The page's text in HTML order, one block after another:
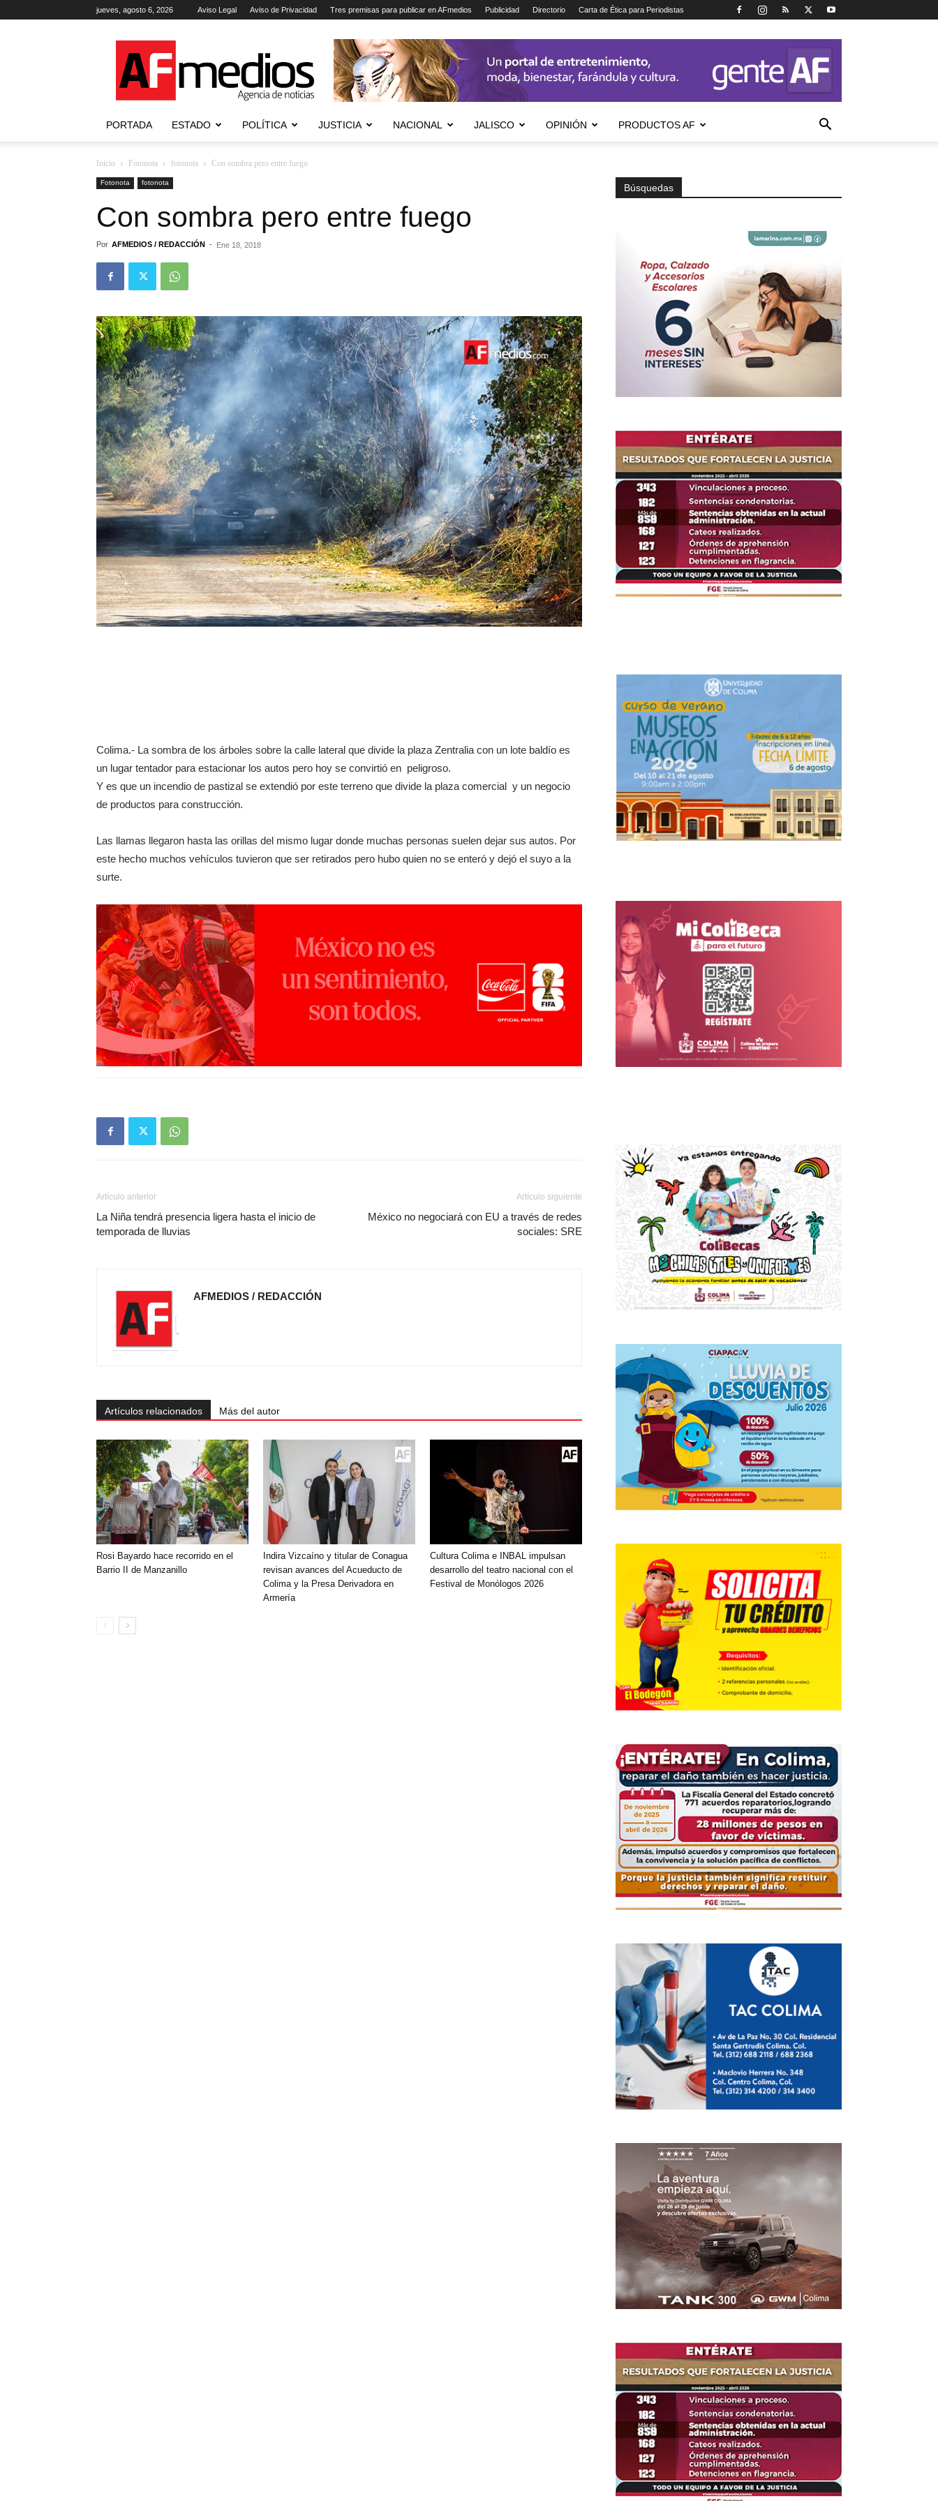
jueves, agosto 6, 2026 Aviso Legal Aviso de Privacidad Tres premisas para publicar en AFmedios Publicidad Directorio Carta de Ética para Periodistas
Agencia
de
Noticias
PORTADA ESTADO POLÍTICA JUSTICIA NACIONAL JALISCO OPINIÓN PRODUCTOS AF
Inicio Fotonota fotonota Con sombra pero entre fuego
Fotonota fotonota
Con sombra pero entre fuego
Por AFMEDIOS / REDACCIÓN - Ene 18, 2018
Colima.- La sombra de los árboles sobre la calle lateral que divide la plaza Zentralia con un lote baldío es
un lugar tentador para estacionar los autos pero hoy se convirtió en peligroso.
Y es que un incendio de pastizal se extendió por este terreno que divide la plaza comercial y un negocio
de productos para construcción.
Las llamas llegaron hasta las orillas del mismo lugar donde muchas personas suelen dejar sus autos. Por
este hecho muchos vehículos tuvieron que ser retirados pero hubo quien no se enteró y dejó el suyo a la
surte.
Artículo anterior
La Niña tendrá presencia ligera hasta el inicio de
temporada de lluvias
Artículo siguiente
México no negociará con EU a través de redes
sociales: SRE
AFMEDIOS / REDACCIÓN
Artículos relacionados Más del autor
Rosi Bayardo hace recorrido en el
Barrio II de Manzanillo
Indira Vizcaíno y titular de Conagua
revisan avances del Acueducto de
Colima y la Presa Derivadora en
Armería
Cultura Colima e INBAL impulsan
desarrollo del teatro nacional con el
Festival de Monólogos 2026
Búsquedas